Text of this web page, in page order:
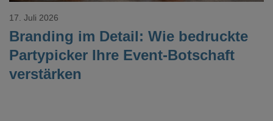
Branding im Detail: Wie bedruckte
Partypicker Ihre Event-Botschaft
verstärken
17. Juli 2026